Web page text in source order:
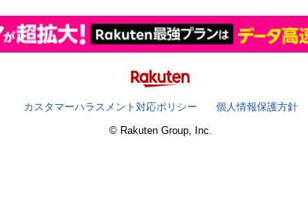
カスタマーハラスメント対応ポリシー
個人情報保護方針
© Rakuten Group, Inc.